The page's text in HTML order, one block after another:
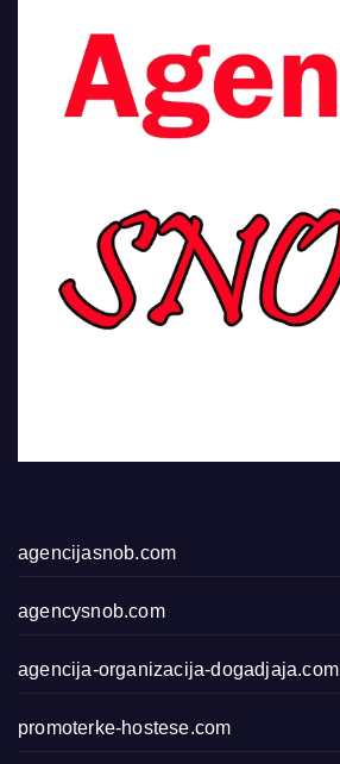
agencijasnob.com
agencysnob.com
agencija-organizacija-dogadjaja.com
promoterke-hostese.com